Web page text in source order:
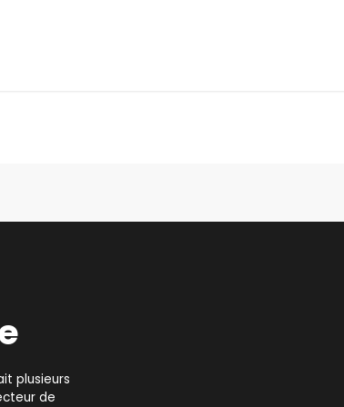
plusieurs
de